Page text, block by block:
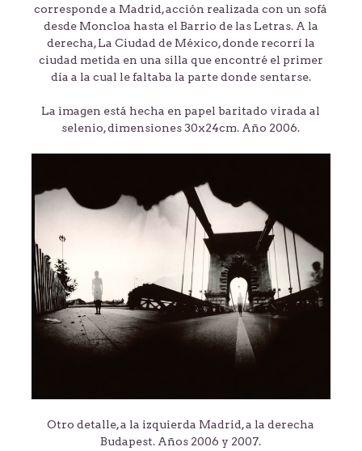
corresponde a Madrid, acción realizada con un sofá
desde Moncloa hasta el Barrio de las Letras. A la
derecha, La Ciudad de México, donde recorrí la
ciudad metida en una silla que encontré el primer
día a la cual le faltaba la parte donde sentarse.
La imagen está hecha en papel baritado virada al
selenio, dimensiones 30x24cm. Año 2006.
Otro detalle, a la izquierda Madrid, a la derecha
Budapest. Años 2006 y 2007.